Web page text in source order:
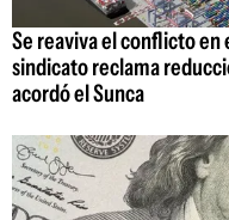
Se reaviva el conflicto en
sindicato reclama
acordó el Sunca